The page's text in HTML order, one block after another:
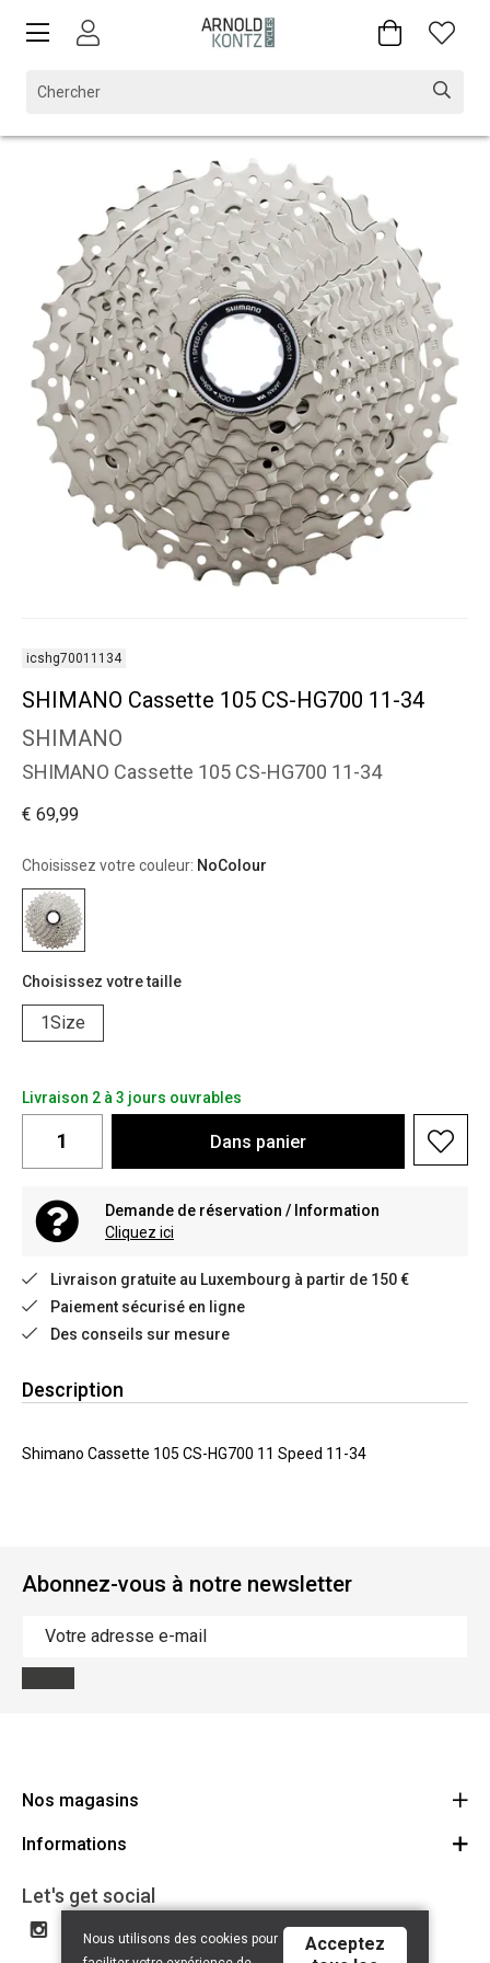
icshg70011134
SHIMANO Cassette 105 CS-HG700 11-34
SHIMANO
SHIMANO Cassette 105 CS-HG700 11-34
€ 69,99
Choisissez votre couleur: NoColour
Choisissez votre taille
1Size
Livraison 2 à 3 jours ouvrables
Dans panier
Demande de réservation / Information
Cliquez ici
Livraison gratuite au Luxembourg à partir de 150 €
Paiement sécurisé en ligne
Des conseils sur mesure
Description
Shimano Cassette 105 CS-HG700 11 Speed 11-34
Abonnez-vous à notre newsletter
Nos magasins
Cycles Arnold Kontz Gare / Bonnevoie
+352 40 96 74 214 / +352 40 96 74 215
Informations
Conditions générales
Avertissement
Politique de confidentialité
Let's get social
Nous utilisons des cookies pour
Acceptez